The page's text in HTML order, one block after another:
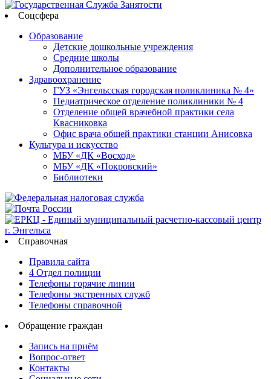
Соцсфера
Образование
Детские дошкольные учреждения
Средние школы
Дополнительное образование
Здравоохранение
ГУЗ «Энгельсская городская поликлиника № 4»
Педиатрическое отделение поликлиники № 4
Отделение общей врачебной практики села
Квасниковка
Офис врача общей практики станции Анисовка
Культура и искусство
МБУ «ДК «Восход»
МБУ «ДК «Покровский»
Библиотеки
Справочная
Правила сайта
4 Отдел полиции
Телефоны горячие линии
Телефоны экстренных служб
Телефоны справочной
Обращение граждан
Запись на приём
Вопрос-ответ
Контакты